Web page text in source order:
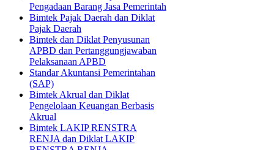
Pengadaan Barang Jasa Pemerintah
Bimtek Pajak Daerah dan Diklat
Pajak Daerah
Bimtek dan Diklat Penyusunan
APBD dan Pertanggungjawaban
Pelaksanaan APBD
Standar Akuntansi Pemerintahan
(SAP)
Bimtek Akrual dan Diklat
Pengelolaan Keuangan Berbasis
Akrual
Bimtek LAKIP RENSTRA
RENJA dan Diklat LAKIP